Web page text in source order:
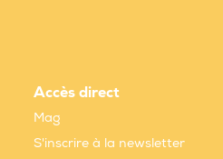
Accès direct
Mag
S'inscrire à la newsletter